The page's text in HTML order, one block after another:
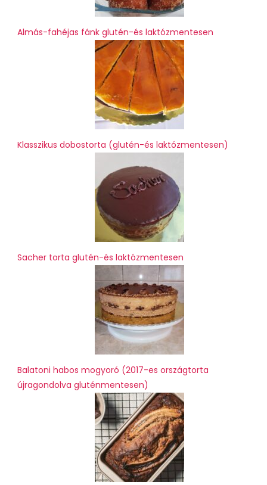
Almás-fahéjas fánk glutén-és laktózmentesen
Klasszikus dobostorta (glutén-és laktózmentesen)
Sacher torta glutén-és laktózmentesen
Balatoni habos mogyoró (2017-es országtorta
újragondolva gluténmentesen)